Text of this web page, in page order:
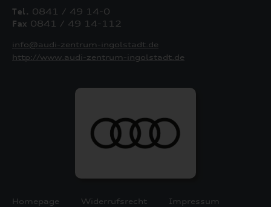
Tel. 0841 / 49 14-0
Fax 0841 / 49 14-112
info@audi-zentrum-ingolstadt.de
http://www.audi-zentrum-ingolstadt.de
Homepage Widerrufsrecht Impressum